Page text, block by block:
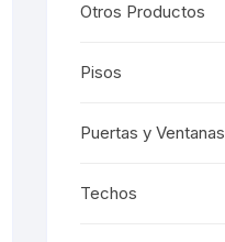
Otros Productos
Pisos
Puertas y Ventanas
Techos